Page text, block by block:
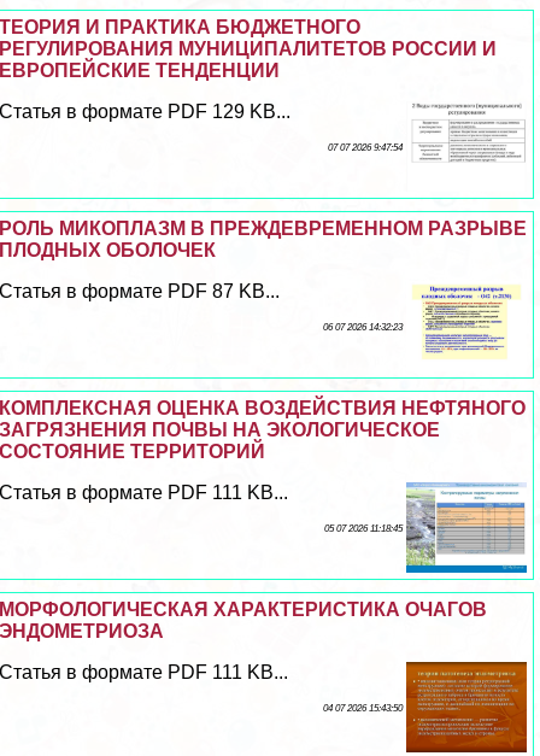
ТЕОРИЯ И ПРАКТИКА БЮДЖЕТНОГО
РЕГУЛИРОВАНИЯ МУНИЦИПАЛИТЕТОВ РОССИИ И
ЕВРОПЕЙСКИЕ ТЕНДЕНЦИИ
Статья в формате PDF 129 KB...
07 07 2026 9:47:54
РОЛЬ МИКОПЛАЗМ В ПРЕЖДЕВРЕМЕННОМ РАЗРЫВЕ
ПЛОДНЫХ ОБОЛОЧЕК
Статья в формате PDF 87 KB...
06 07 2026 14:32:23
КОМПЛЕКСНАЯ ОЦЕНКА ВОЗДЕЙСТВИЯ НЕФТЯНОГО
ЗАГРЯЗНЕНИЯ ПОЧВЫ НА ЭКОЛОГИЧЕСКОЕ
СОСТОЯНИЕ ТЕРРИТОРИЙ
Статья в формате PDF 111 KB...
05 07 2026 11:18:45
МОРФОЛОГИЧЕСКАЯ ХАРАКТЕРИСТИКА ОЧАГОВ
ЭНДОМЕТРИОЗА
Статья в формате PDF 111 KB...
04 07 2026 15:43:50